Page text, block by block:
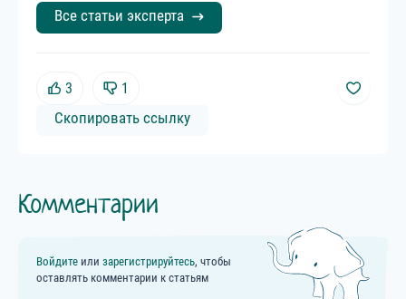
Все статьи эксперта
3 1
Скопировать ссылку
Комментарии
Войдите или зарегистрируйтесь, чтобы
оставлять комментарии к статьям